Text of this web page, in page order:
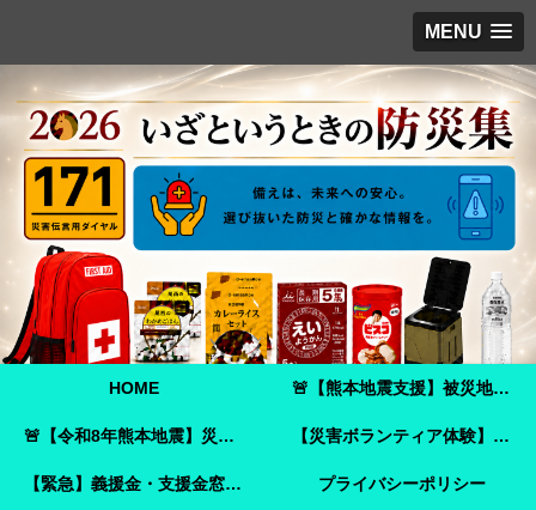
MENU
HOME 🚨【熊本地震支援】被災地へ必要な支援物資を届けませんか？｜Amazonほしい物リストで今すぐ支援できます🚨
🚨【令和8年熊本地震】災害ボランティア参加ガイド｜事前登録・申し込み方法・ボランティア活動保険🚨 【災害ボランティア体験】嘉島町で見た「命を守ることさえ難しい現実」と、全国へ伝えたいこと
【緊急】義援金・支援金窓口のご案内 プライバシーポリシー